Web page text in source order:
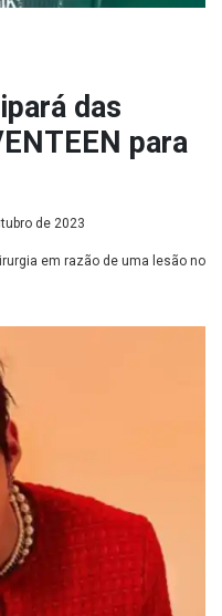
das
para
de 2023
em razão de uma lesão no